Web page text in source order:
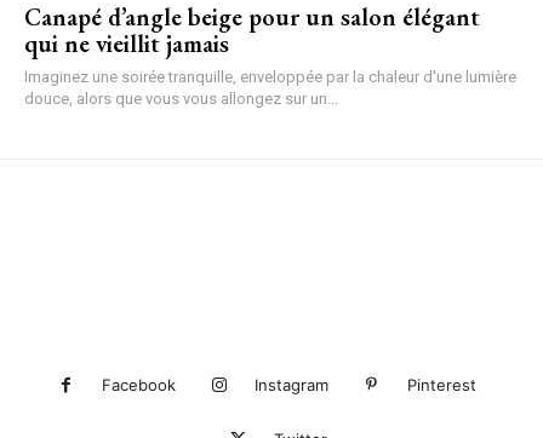
Canapé d’angle beige pour un salon élégant
qui ne vieillit jamais
Imaginez une soirée tranquille, enveloppée par la chaleur d'une lumière
douce, alors que vous vous allongez sur un...
Facebook Instagram Pinterest